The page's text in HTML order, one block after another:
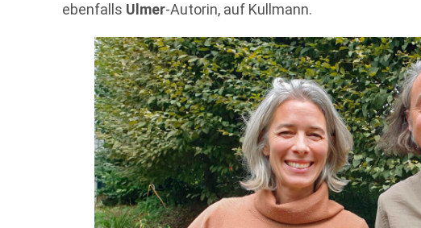
ebenfalls Ulmer-Autorin, auf Kullmann.